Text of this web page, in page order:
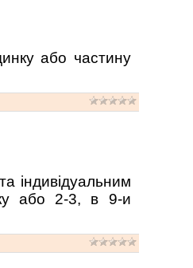
або частину
індивідуальним
або 2-3, в 9-и